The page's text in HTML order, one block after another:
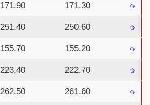
171.90 171.30
251.40 250.60
155.70 155.20
223.40 222.70
262.50 261.60